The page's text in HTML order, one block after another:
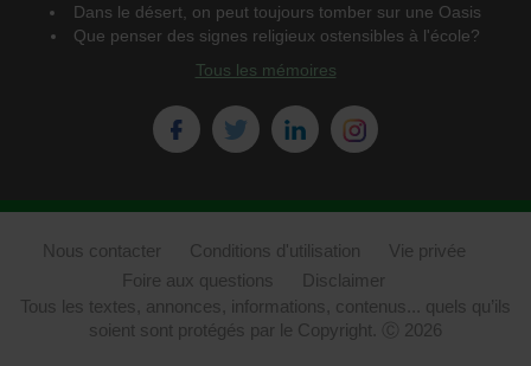
Dans le désert, on peut toujours tomber sur une Oasis
Que penser des signes religieux ostensibles à l'école?
Tous les mémoires
Nous contacter Conditions d'utilisation
Vie privée
Foire aux questions
Disclaimer
Tous les textes, annonces, informations, contenus... quels qu’ils
soient sont protégés par le Copyright. Ⓒ 2026